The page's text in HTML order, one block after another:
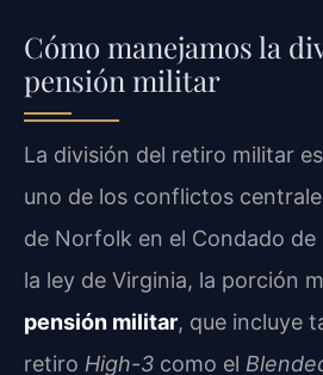
Cómo manejamos la
pensión militar
La división del retiro militar
uno de los conflictos
de Norfolk en el Condado de
la ley de Virginia, la porción
pensión militar, que incluye
retiro High-3 como el